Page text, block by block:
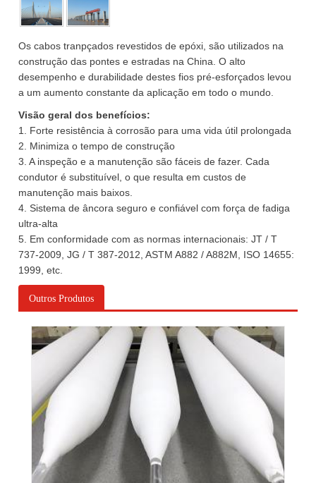
Os cabos tranpçados revestidos de epóxi, são utilizados na
construção das pontes e estradas na China. O alto
desempenho e durabilidade destes fios pré-esforçados levou
a um aumento constante da aplicação em todo o mundo.
Visão geral dos benefícios:
1. Forte resistência à corrosão para uma vida útil prolongada
2. Minimiza o tempo de construção
3. A inspeção e a manutenção são fáceis de fazer. Cada
condutor é substituível, o que resulta em custos de
manutenção mais baixos.
4. Sistema de âncora seguro e confiável com força de fadiga
ultra-alta
5. Em conformidade com as normas internacionais: JT / T
737-2009, JG / T 387-2012, ASTM A882 / A882M, ISO 14655:
1999, etc.
Outros Produtos